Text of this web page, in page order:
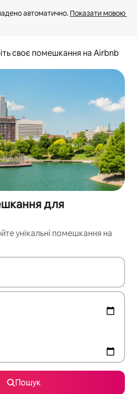
автоматично. Показати мовою
своє помешкання на Airbnb
для
унікальні помешкання на
пошуку, використовуйте для
Пошук